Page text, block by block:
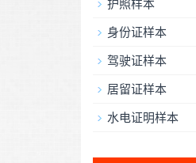
护照样本
身份证样本
驾驶证样本
居留证样本
水电证明样本